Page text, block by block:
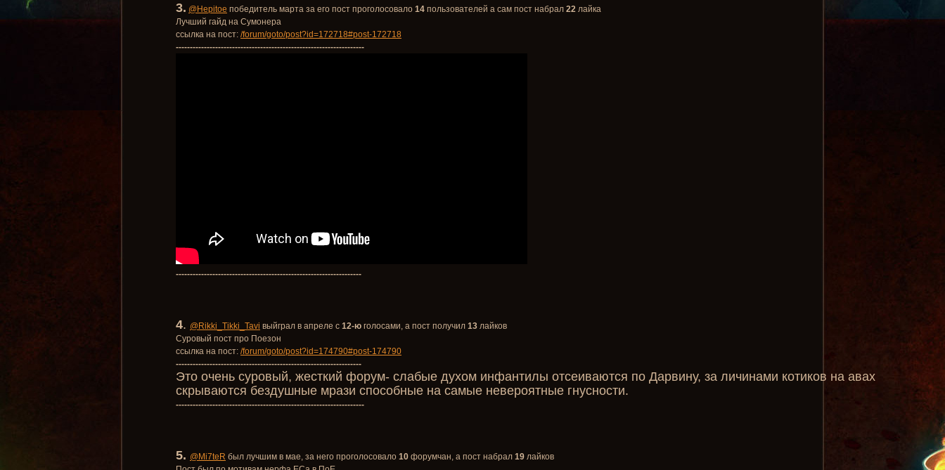
3. @Hepitoe победитель марта за его пост проголосовало 14 пользователей а сам пост набрал 22 лайка
Лучший гайд на Сумонера
ссылка на пост: /forum/goto/post?id=172718#post-172718
-------------------------------------------------------------------
------------------------------------------------------------------
4. @Rikki_Tikki_Tavi выйграл в апреле с 12-ю голосами, а пост получил 13 лайков
Суровый пост про Поезон
ссылка на пост: /forum/goto/post?id=174790#post-174790
------------------------------------------------------------------
Это очень суровый, жесткий форум- слабые духом инфантилы отсеиваются по Дарвину, за личинами котиков на авах
скрываются бездушные мрази способные на самые невероятные гнусности.
-------------------------------------------------------------------
5. @Mi7teR был лучшим в мае, за него проголосовало 10 форумчан, а пост набрал 19 лайков